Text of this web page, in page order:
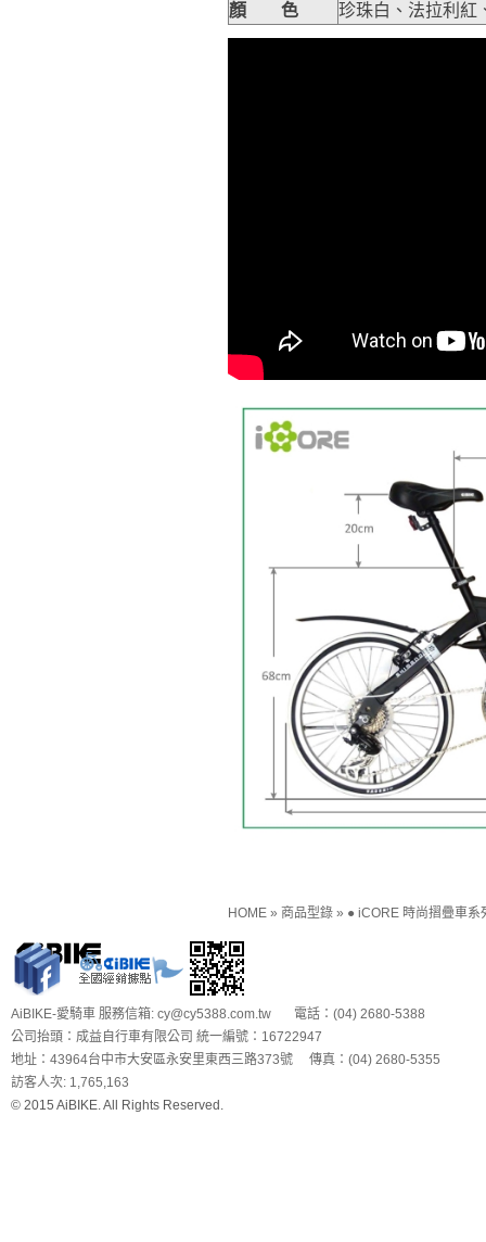
顏 色
珍珠白、法拉利
HOME » 商品型錄 » ● iCORE 時尚摺疊車系
AiBIKE-愛騎車 服務信箱: cy@cy5388.com.tw 電話：(04) 2680-5388
公司抬頭：成益自行車有限公司 統一編號：16722947
地址：43964台中市大安區永安里東西三路373號 傳真：(04) 2680-5355
訪客人次: 1,765,163
© 2015 AiBIKE. All Rights Reserved.